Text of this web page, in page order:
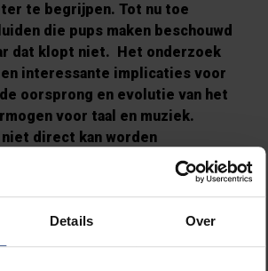
Details Over
te begrijpen. Tot nu toe
die pups maken beschouwd
dat klopt niet. Het onderzoek
interessante implicaties voor
oorsprong en evolutie van het
voor taal en muziek.
direct kan worden
terug te reizen in de tijd, kan
studie met dieren de functie
gedrag bij andere soorten